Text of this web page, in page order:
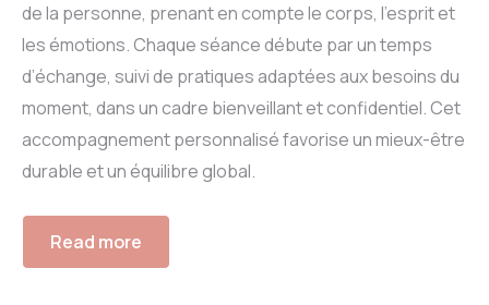
de la personne, prenant en compte le corps, l’esprit et
les émotions. Chaque séance débute par un temps
d’échange, suivi de pratiques adaptées aux besoins du
moment, dans un cadre bienveillant et confidentiel. Cet
accompagnement personnalisé favorise un mieux-être
durable et un équilibre global.
Read more